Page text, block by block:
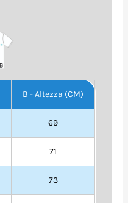
B - Altezza (CM)
69
71
73